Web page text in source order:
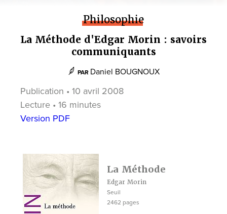
Philosophie
La Méthode d'Edgar Morin : savoirs
communiquants
PAR Daniel BOUGNOUX
Publication • 10 avril 2008
Lecture • 16 minutes
Version PDF
La Méthode
Edgar Morin
Seuil
2462 pages